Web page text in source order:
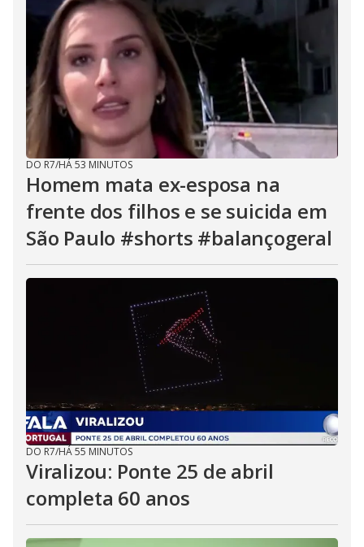
DO R7/HÁ 53 MINUTOS
Homem mata ex-esposa na
frente dos filhos e se suicida em
São Paulo #shorts #balançogeral
DO R7/HÁ 55 MINUTOS
Viralizou: Ponte 25 de abril
completa 60 anos